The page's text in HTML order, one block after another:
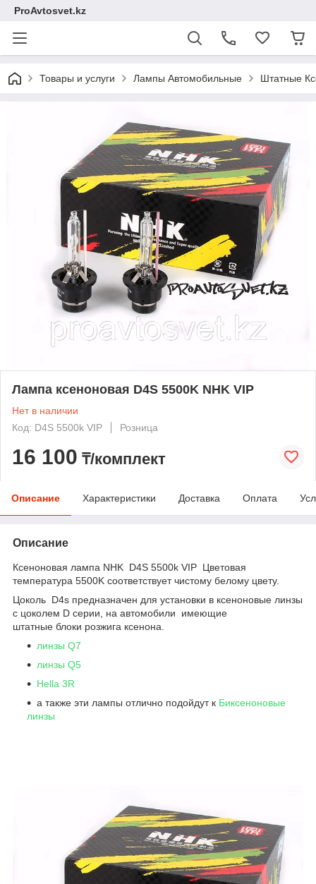
ProAvtosvet.kz
Товары и услуги Лампы Автомобильные Штатные
Лампа ксеноновая D4S 5500K NHK VIP
Нет в наличии
Код: D4S 5500k VIP
Розница
16 100 ₸/комплект
Описание Характеристики Доставка Оплата
Описание
Ксеноновая лампа NHK D4S 5500k VIP Цветовая
температура 5500K соответствует чистому белому цвету.
Цоколь D4s предназначен для установки в ксеноновые линзы
с цоколем D серии, на автомобили имеющие
штатные блоки розжига ксенона.
линзы Q7
линзы Q5
Hella 3R
а также эти лампы отлично подойдут к Биксеноновые
линзы